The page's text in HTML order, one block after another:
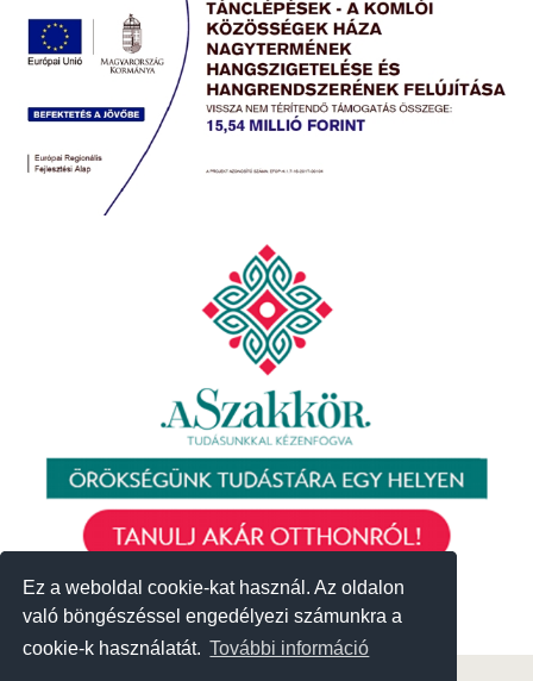
Ez a weboldal cookie-kat használ. Az oldalon
való böngészéssel engedélyezi számunkra a
cookie-k használatát. További információ
Ez a weboldal cookie-kat használ. Az oldalon
való böngészéssel engedélyezi számunkra a
cookie-k használatát. További információ